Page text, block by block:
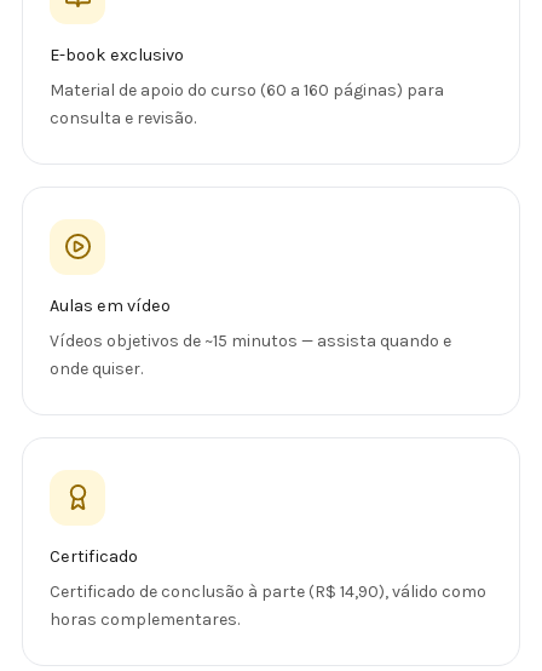
E-book exclusivo
Material de apoio do curso (60 a 160 páginas) para
consulta e revisão.
Aulas em vídeo
Vídeos objetivos de ~15 minutos — assista quando e
onde quiser.
Certificado
Certificado de conclusão à parte (R$ 14,90), válido como
horas complementares.